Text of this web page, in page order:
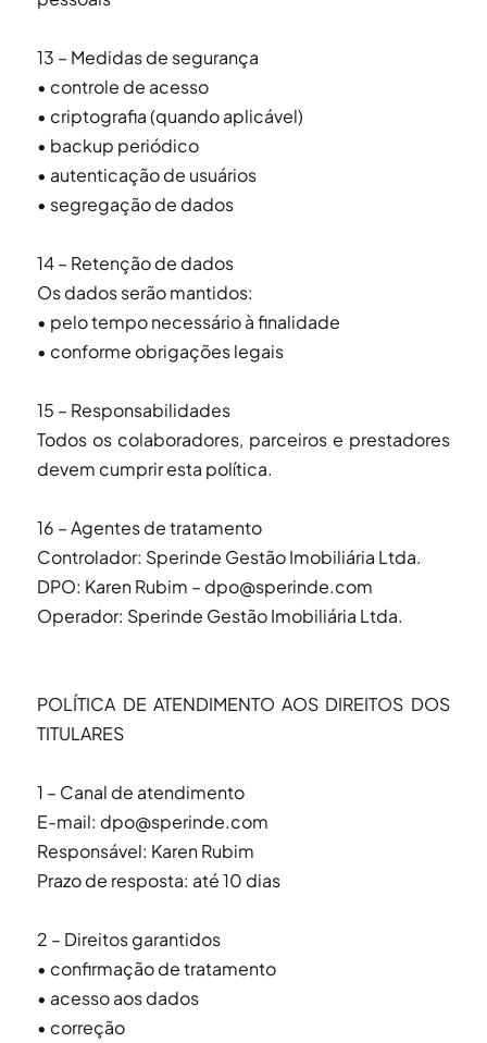
13 – Medidas de segurança
• controle de acesso
• criptografia (quando aplicável)
• backup periódico
• autenticação de usuários
• segregação de dados
14 – Retenção de dados
Os dados serão mantidos:
• pelo tempo necessário à finalidade
• conforme obrigações legais
15 – Responsabilidades
Todos os colaboradores, parceiros e prestadores
devem cumprir esta política.
16 – Agentes de tratamento
Controlador: Sperinde Gestão Imobiliária Ltda.
DPO: Karen Rubim – dpo@sperinde.com
Operador: Sperinde Gestão Imobiliária Ltda.
POLÍTICA DE ATENDIMENTO AOS DIREITOS DOS
TITULARES
1 – Canal de atendimento
E-mail: dpo@sperinde.com
Responsável: Karen Rubim
Prazo de resposta: até 10 dias
2 – Direitos garantidos
• confirmação de tratamento
• acesso aos dados
• correção